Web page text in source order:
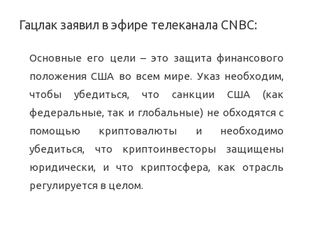
Гацлак заявил в эфире телеканала CNBC:
Основные его цели – это защита финансового
положения США во всем мире. Указ необходим,
чтобы убедиться, что санкции США (как
федеральные, так и глобальные) не обходятся с
помощью криптовалюты и необходимо
убедиться, что криптоинвесторы защищены
юридически, и что криптосфера, как отрасль
регулируется в целом.